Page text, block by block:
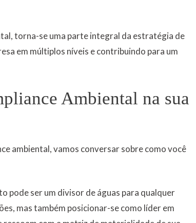
torna-se uma parte integral da estratégia de
em múltiplos níveis e contribuindo para um
Ambiental na sua
ambiental, vamos conversar sobre como você
pode ser um divisor de águas para qualquer
mas também posicionar-se como líder em